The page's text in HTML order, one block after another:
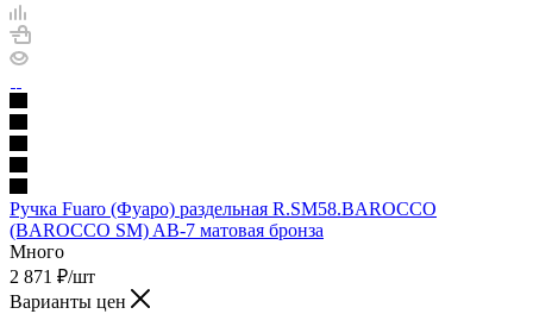
Ручка Fuaro (Фуаро) раздельная R.SM58.BAROCCO
(BAROCCO SM) AB-7 матовая бронза
Много
2 871 ₽/шт
Варианты цен